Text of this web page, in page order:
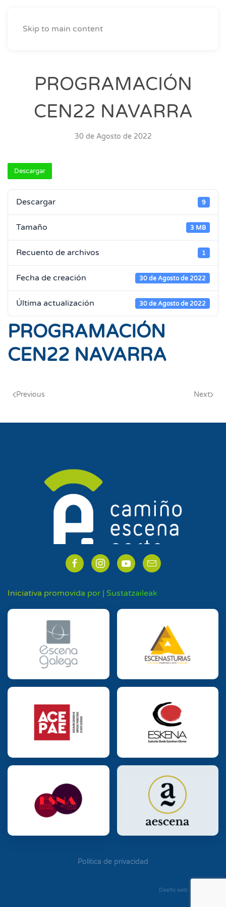
Skip to main content
PROGRAMACIÓN
CEN22 NAVARRA
30 de Agosto de 2022
Descargar
Descargar 9
Tamaño 3 MB
Recuento de archivos 1
Fecha de creación 30 de Agosto de 2022
Última actualización 30 de Agosto de 2022
PROGRAMACIÓN
CEN22 NAVARRA
Previous Next
Iniciativa promovida por | Sustatzaileak
Política de privacidad
Diseño web: Diego Seixo